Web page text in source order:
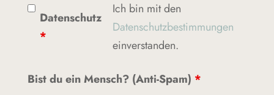
Datenschutz
*
Ich bin mit den
Datenschutzbestimmungen
einverstanden.
Bist du ein Mensch? (Anti-Spam) *